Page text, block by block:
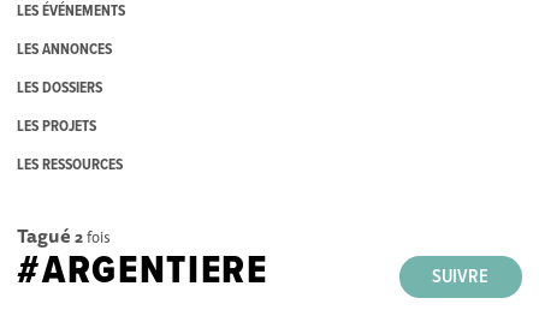
LES ÉVÉNEMENTS
LES ANNONCES
LES DOSSIERS
LES PROJETS
LES RESSOURCES
Tagué 2fois
SUIVRE
#ARGENTIERE